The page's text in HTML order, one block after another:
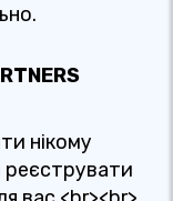
нікому
реєструвати